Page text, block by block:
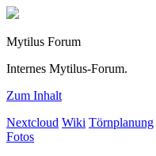
Mytilus Forum
Internes Mytilus-Forum.
Zum Inhalt
Nextcloud Wiki Törnplanung
Fotos